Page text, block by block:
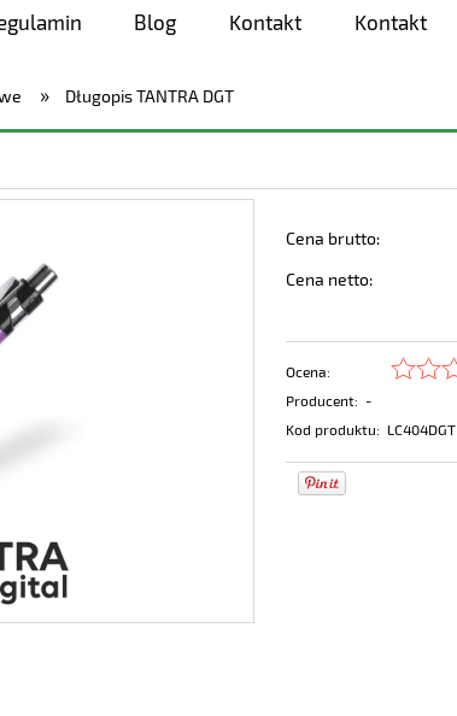
Blog Kontakt Kontakt
» Długopis TANTRA DGT
Cena brutto:
Cena netto:
Ocena:
Producent: -
Kod produktu: LC404DGT